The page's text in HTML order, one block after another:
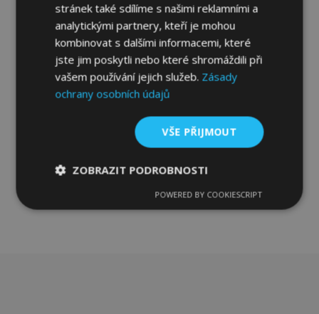
3D Gumové autokoberce No.77 pro
CITROEN C5 AIRCROSS 2017-up (4 ks)
1 179,00 Kč
Přidat
oblíbeným
stránek také sdílíme s našimi reklamními a
analytickými partnery, kteří je mohou
kombinovat s dalšími informacemi, které
jste jim poskytli nebo které shromáždili při
vašem používání jejich služeb. Zásady
ochrany osobních údajů
VŠE PŘIJMOUT
ZOBRAZIT PODROBNOSTI
nutné
Výkonové
soubory
Soubory
cílení
POWERED BY COOKIESCRIPT